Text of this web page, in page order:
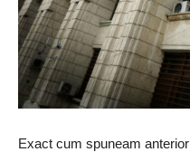
Exact cum spuneam anterior! Orice reorganizare în administrația publică începe cu A.N.A.F.! Nu cu A.N.R.E., nu cu A.N.P.C., nu cu restul de 250 de agenții și instituții care „taie frunze la câini” pe bani publici, unde este cantonata (în vacanță) clientela politică. Ci cu A.N.A.F.! Efect al „reorganizărilor” și blocării concursurilor de recrutare, de la 27.100 de posturi în 2013, A.N.A.F. a ajuns la 22.000, având sectoare deficitare, unde penuria de personal are efecte catastrofale asupra gradului de colectare a veniturilor fiscale. În special la inspecția fiscală, controlul inopinat, executarea silită, analiza de risc, adică sectoarele vitale ale A.N.A.F., în prevenirea și combaterea evaziunii fiscale, sectoare unde lipsa acută de specialiști se reflectă, direct, în scăderea nivelului încasărilor (de la 33% în PIB în 2013, la 27% în 2021) și creșterea, proporțional, a evaziunii fiscale, respectiv în recuperarea greoaie sau nerecuperarea prejudiciilor penale. De ce au scăzut încasările, de la 33% din PIB (față de 40% cât este media în UE) la 27%, în timp ce economia și producția industrială au crescut? Pentru că în A.N.A.F. a fost distrusă sau că, practic, s-au pierdut componenta (activitatea) preventivă (cea a descurajării fraudei fiscale), controlul inopinat și componenta de constatare (combatere) a fraudelor fiscale, inspecția fiscală. Or, fără o componentă preventivă și de constatare, adică controlul inopinat și inspecția fiscală, la care se adaugă executarea silită, care să funcționeze eficient, A.N.A.F. nu-si poate îndeplini rolul fundamental: cel de combatere a fraudelor fiscale și de colectare eficientă a veniturilor bugetare. Din păcate, pierderea capacității de prevenție și constatare a fraudelor fiscale, adică de combatere a fraudei fiscale, respectiv de recuperare a creanțelor, nu s-a datorat lipsei de profesionalism sau a lipsei capacității de organizare a activității, din A.N.A.F., cum justifică intervenția prin reorganizare, factorii politici, ci tocmai factorului politic, care, prin toate intervențiile sale (majoritatea pompieristice) a urmărit un singur scop: nu eficientizarea capacității de prevenție si combatere a evaziunii fiscale, respectiv a creșterii gradului de colectare, ci exact opusul: scăderea acestuia. Altfel, cum ar putea fi explicată scădea gradului de colectare a veniturilor fiscale, de la 33 la 27% din PIB? Ce indicator mai elocvent există pentru a analiza efectul reorganizării A.N.A.F. și efectul deciziei politice? Analizați, în esență, fiecare reorganizare a A.N.A.F. și o să constatați că, în fapt, fiecare reorganizare a fost, în fapt, o dezorganizare premeditată a activității de inspecție fiscală, a controlului inopinat și a executării silite, activități care, cu siguranță, au deranjat grupurile de interese ce controlează mediul politic. Deci, dacă eliminăm demagogia populistă, ținta reorganizărilor n-a fost niciodată creșterea performanței A.N.A.F. în domeniul prevenirii și combaterii evaziunii fiscale și a colectării veniturilor fiscale, ci scăderea capacității A.N.A.F. de a performa în aceste domenii. Altfel, cum se explică faptul că nici una dintre reorganizări nu a avut la bază vreun audit, vreun studiu de impact, vreun studiu de specialitate în care să fie analizate, concret, plusurile și minusurile, impactul bugetar și, mai ales, efectele asupra încasărilor, generate de reorganizări? Nici unul dintre decidenții politici, care au implementat planurile de reorganizare (fără a avea la baza studii de specialitate privind oportunitatea sau modele experimentate cu succes de alte state) nu a prezentat, ulterior, dovezi ale succesului reorganizării, materializate în creșteri ale gradului de colectare ale veniturilor fiscale. Din contra, au omis să prezinte efectele, pentru că adevăratul scop al reorganizărilor nu a fost creșterea gradului de colectare a veniturilor fiscale, ci favorizarea celor ce fraudează bugetul public, iar după fiecare reorganizare gradul de colectare a veniturilor fiscale a scăzut. În aceste circumstanțe, nu e clar de ce se reorganizează atât de des A.N.A.F.? Concret, de ce se fac reorganizările, fără niciun studiu științific sau vreun model de raportare? Răspunsul e deja retoric. Ce deranjează, de fapt, cel mai mult, grupările de crimă organizată, ce controlează mediul politic? Nu controlul operativ și inopinat, inspecția fiscală și executarea silită? Nu sunt acestea sectoarele care, la fiecare reorganizare, reprezintă „chintesența” problemei, adică „off-ul” celor ce solicită „reorganizarea”? Cum evaziunea fiscală a devenit „un sport național” care asigură „bunăstarea” clasei politice și accederea la putere, evident, nici o grupare de crimă organizată nu vrea să fie „călcată” de fisc, mai ales de controlul inopinat (Antifraudă) sau de Inspecția fiscală. Or, pentru a preveni astfel de „vizite” nedorite, prin factorul politic, crima organizată s-a asigurat și continuă să se asigure că nici „Antifrauda” și nici „Inspecția Fiscală” din A.N.A.F. nu funcționează conform legilor (Codului fiscal și de procedură fiscală), ci sunt, total, sub controlul lor. Și cum se realizează acest „control” al A.N.A.F.? Extrem de simplu și eficient: prin reorganizare! Astfel, deși, potrivit legii (Codul fiscal și de procedură fiscală) Direcția Generală Antifraudă, din cadrul A.N.A.F., are atribuții clare și nerestrictive, în ceea ce privește controlul operativ și inopinat, prin așa zise „proceduri” de lucru, extrem de